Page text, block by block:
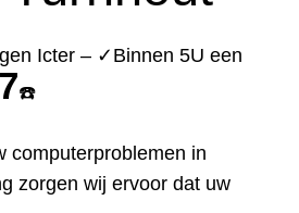
Icter – ✓Binnen 5U een
☎️
computerproblemen in
zorgen wij ervoor dat uw